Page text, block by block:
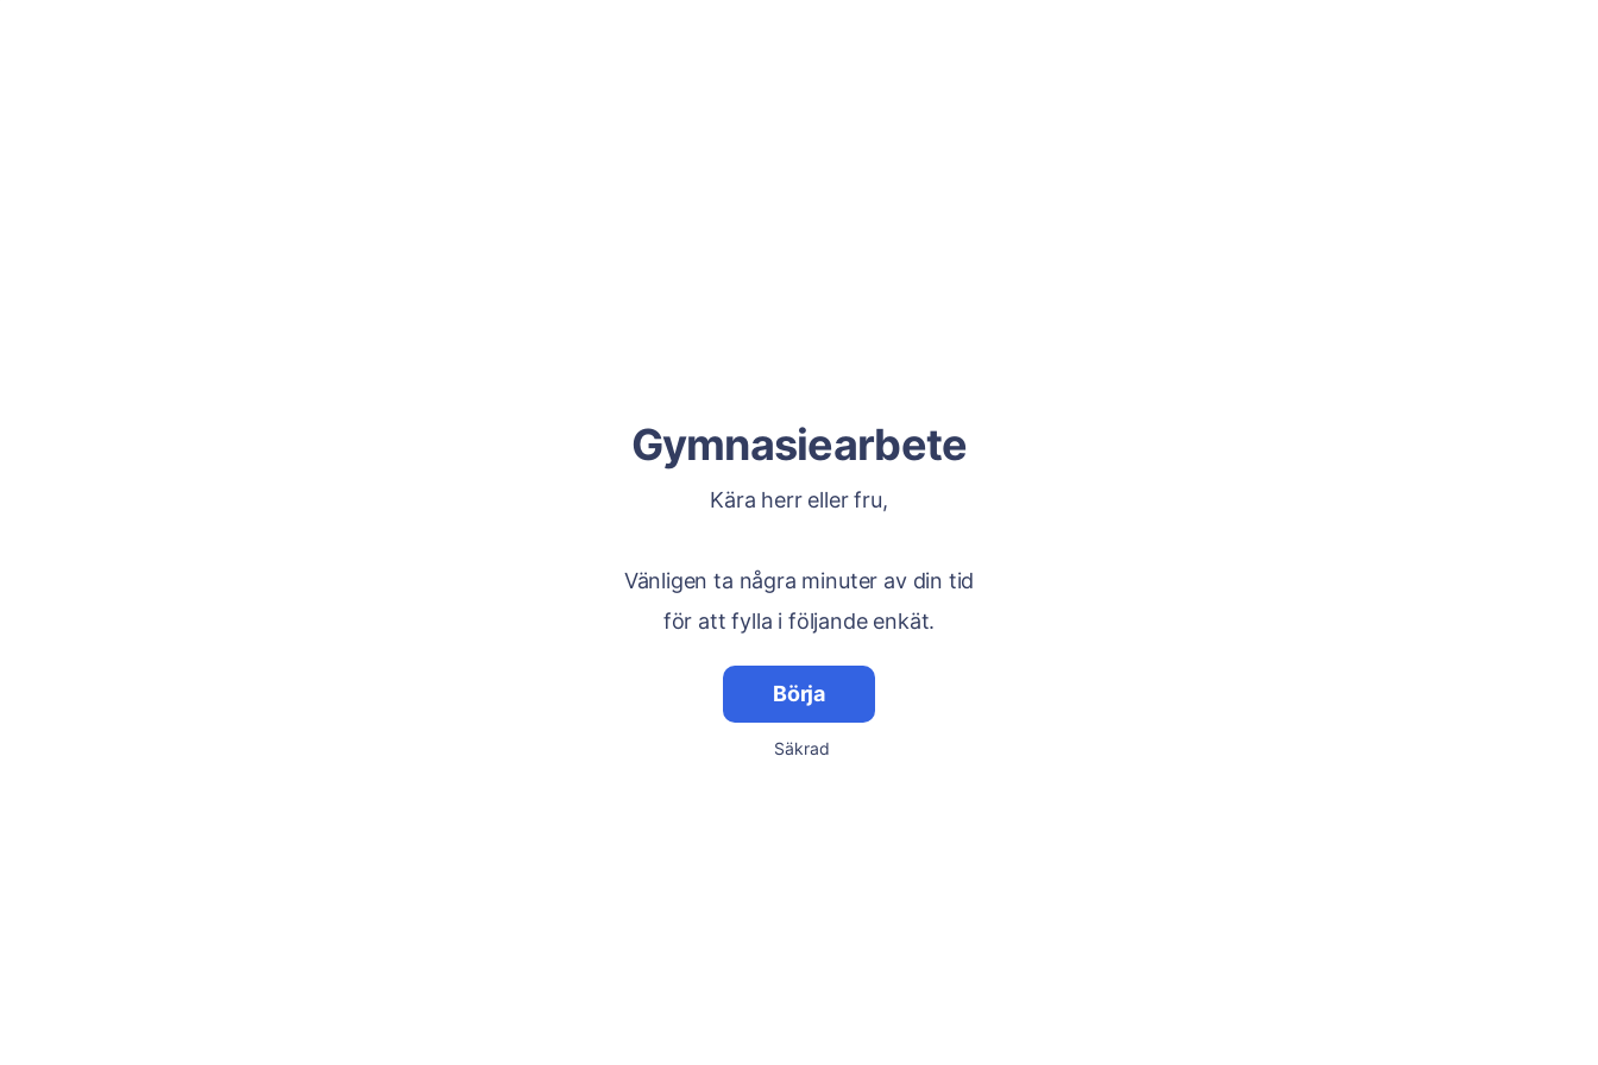
Gymnasiearbete
Kära herr eller fru,
Vänligen ta några minuter av din tid
för att fylla i följande enkät.
Börja
Säkrad